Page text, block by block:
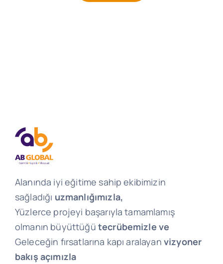
Alanında iyi eğitime sahip ekibimizin
sağladığı uzmanlığımızla,
Yüzlerce projeyi başarıyla tamamlamış
olmanın büyüttüğü tecrübemizle ve
Geleceğin fırsatlarına kapı aralayan vizyoner
bakış açımızla